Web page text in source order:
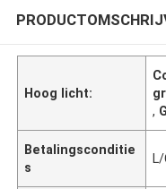
Hoog licht:
,
Betalingsconditie
s